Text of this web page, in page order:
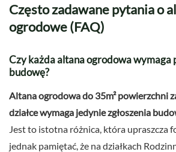
Często zadawane pytania o
ogrodowe (FAQ)
Czy każda altana ogrodowa wymaga
budowę?
Altana ogrodowa do 35m² powierzchni
działce wymaga jedynie zgłoszenia
Jest to istotna różnica, która upraszcza
jednak pamiętać, że na działkach